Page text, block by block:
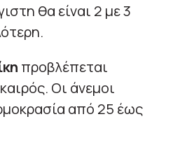
θα είναι 2 με 3
προβλέπεται
Οι άνεμοι
από 25 έως